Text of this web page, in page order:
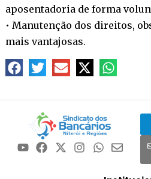
aposentadoria de forma
• Manutenção dos direitos,
mais vantajosas.